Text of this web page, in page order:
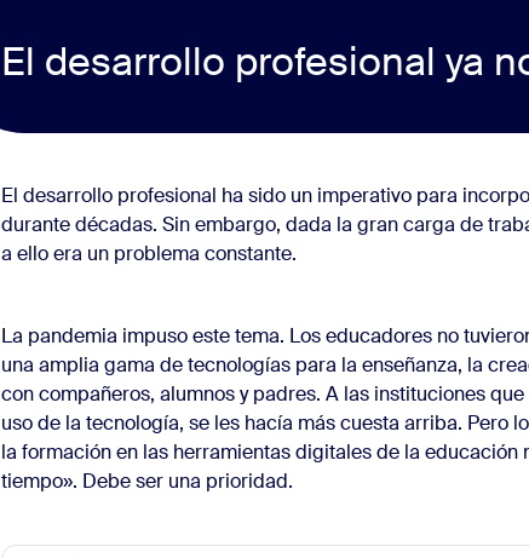
El desarrollo profesional ya
El desarrollo profesional ha sido un imperativo para
durante décadas. Sin embargo, dada la gran carga de
a ello era un problema constante.
La pandemia impuso este tema. Los educadores no
una amplia gama de tecnologías para la enseñanza, la
con compañeros, alumnos y padres. A las instituciones
uso de la tecnología, se les hacía más cuesta arriba. Pero
la formación en las herramientas digitales de la educación
tiempo». Debe ser una prioridad.